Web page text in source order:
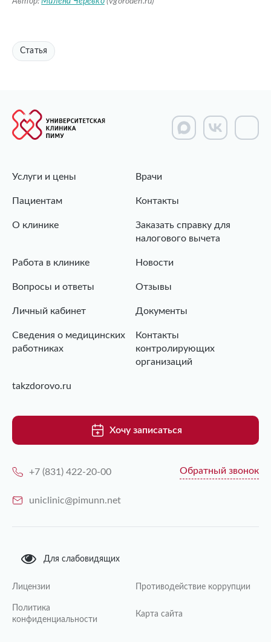
Статья
Услуги и цены Врачи
Пациентам Контакты
О клинике
Заказать справку для
налогового вычета
Работа в клинике Новости
Вопросы и ответы Отзывы
Личный кабинет Документы
Сведения о медицинских
работниках
Контакты
контролирующих
организаций
takzdorovo.ru
Хочу записаться
+7 (831) 422-20-00 Обратный звонок
uniclinic@pimunn.net
Для слабовидящих
Лицензии Противодействие коррупции
Политика
конфиденциальности
Карта сайта